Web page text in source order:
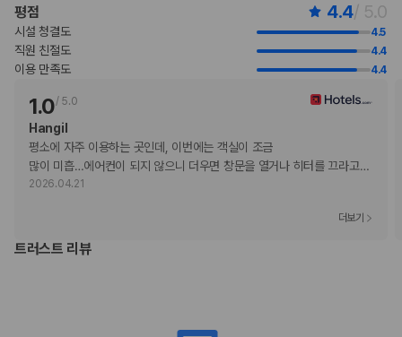
현장 결제 유형 및 수단
Carte Blanche
Visa
Diners Club
직불카드
Discover
현금
American Express
JCB International
Mastercard
장애인 안내 동물 동반 가능
평점 4.4/ 5.0
시설 청결도 4.5
직원 친절도 4.4
이용 만족도 4.4
1.0/ 5.0
Hangil
평소에 자주 이용하는 곳인데, 이번에는 객실이 조금
많이 미흡…에어컨이 되지 않으니 더우면 창문을 열거나 히터를 끄라고…
2026.04.21
더보기
트러스트 리뷰